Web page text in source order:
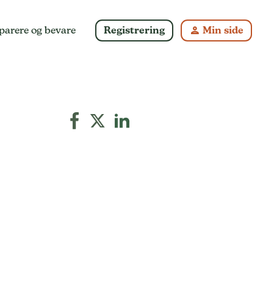
og bevare Registrering person Min side